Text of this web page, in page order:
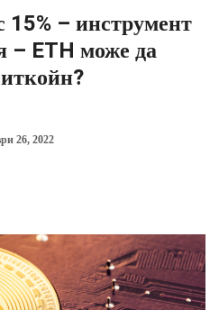
15% – инструмент
– ETH може да
26, 2022